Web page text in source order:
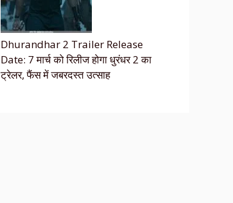
Dhurandhar 2 Trailer Release
Date: 7 मार्च को रिलीज होगा धुरंधर 2 का
ट्रेलर, फैंस में जबरदस्त उत्साह